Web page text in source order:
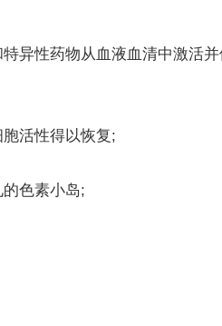
异性药物从血液血清中激活
活性得以恢复;
色素小岛;